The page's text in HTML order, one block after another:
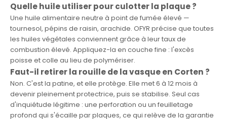
Quelle huile utiliser pour culotter la plaque ?
Une huile alimentaire neutre à point de fumée élevé —
tournesol, pépins de raisin, arachide. OFYR précise que toutes
les huiles végétales conviennent grâce à leur taux de
combustion élevé. Appliquez-la en couche fine : l'excès
poisse et colle au lieu de polymériser.
Faut-il retirer la rouille de la vasque en Corten ?
Non. C'est la patine, et elle protège. Elle met 6 à 12 mois à
devenir pleinement protectrice, puis se stabilise. Seul cas
d'inquiétude légitime : une perforation ou un feuilletage
profond qui s'écaille par plaques, ce qui relève de la garantie